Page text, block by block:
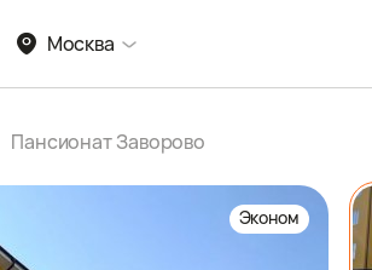
Москва
Эконом
Пансионат Заворово